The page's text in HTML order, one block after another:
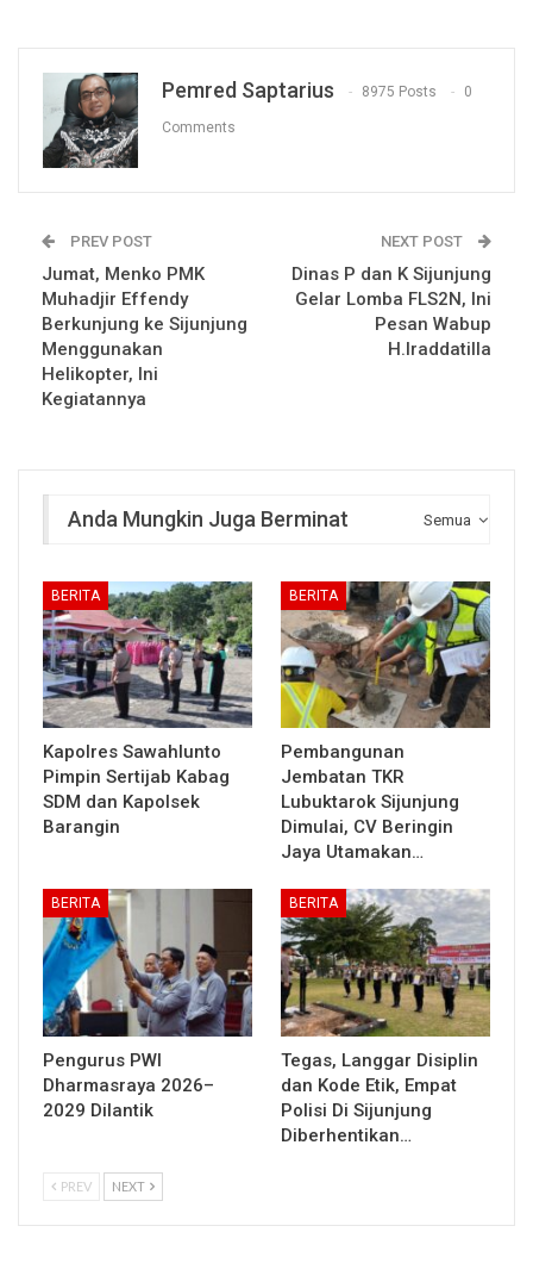
Pemred Saptarius 8975 Posts 0
Comments
PREV POST
Jumat, Menko PMK
Muhadjir Effendy
Berkunjung ke Sijunjung
Menggunakan
Helikopter, Ini
Kegiatannya
NEXT POST
Dinas P dan K Sijunjung
Gelar Lomba FLS2N, Ini
Pesan Wabup
H.Iraddatilla
Semua
Anda Mungkin Juga Berminat
BERITA
Kapolres Sawahlunto
Pimpin Sertijab Kabag
SDM dan Kapolsek
Barangin
BERITA
Pembangunan
Jembatan TKR
Lubuktarok Sijunjung
Dimulai, CV Beringin
Jaya Utamakan…
BERITA
Pengurus PWI
Dharmasraya 2026–
2029 Dilantik
BERITA
Tegas, Langgar Disiplin
dan Kode Etik, Empat
Polisi Di Sijunjung
Diberhentikan…
PREV NEXT